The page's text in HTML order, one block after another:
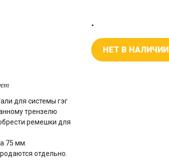
для системы гэг
трензелю
ремешки для
75 мм.
отдельно.
.
НЕТ В НАЛИЧИИ